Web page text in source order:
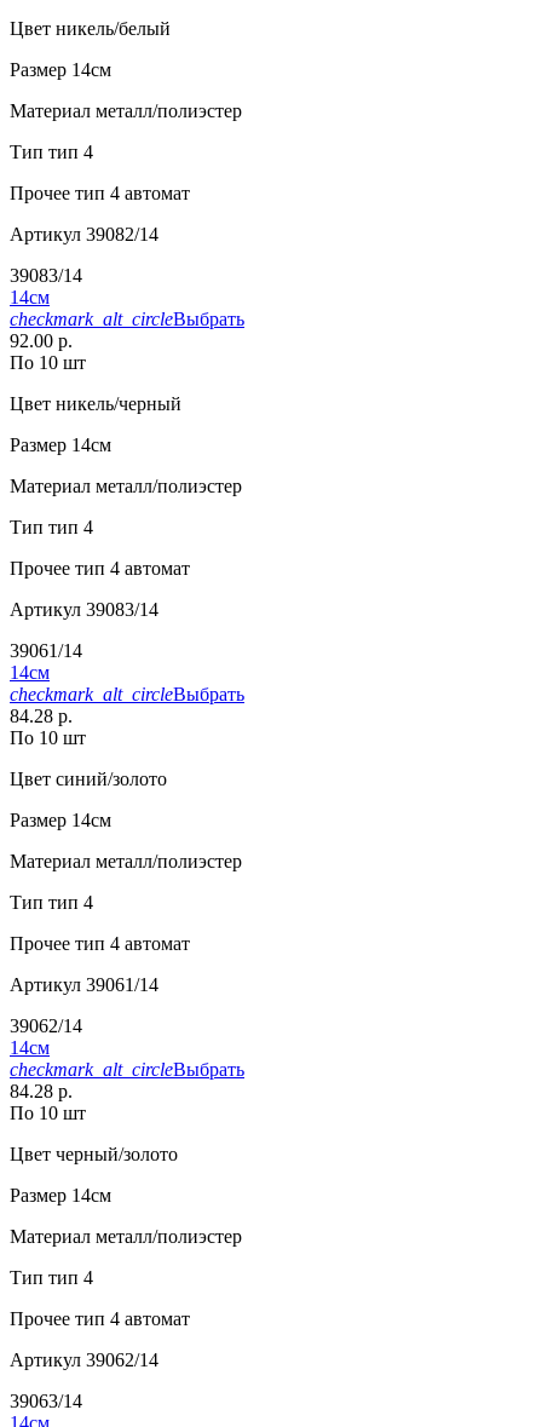
Цвет никель/белый
Размер 14см
Материал металл/полиэстер
Тип тип 4
Прочее тип 4 автомат
Артикул 39082/14
39083/14
14см
checkmark_alt_circleВыбрать
92.00 р.
По 10 шт
Цвет никель/черный
Размер 14см
Материал металл/полиэстер
Тип тип 4
Прочее тип 4 автомат
Артикул 39083/14
39061/14
14см
checkmark_alt_circleВыбрать
84.28 р.
По 10 шт
Цвет синий/золото
Размер 14см
Материал металл/полиэстер
Тип тип 4
Прочее тип 4 автомат
Артикул 39061/14
39062/14
14см
checkmark_alt_circleВыбрать
84.28 р.
По 10 шт
Цвет черный/золото
Размер 14см
Материал металл/полиэстер
Тип тип 4
Прочее тип 4 автомат
Артикул 39062/14
39063/14
14см